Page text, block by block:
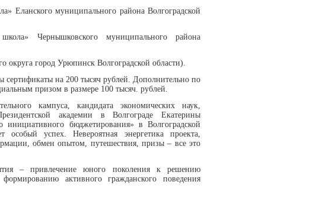
Еланского муниципального района Волгоградской
Чернышковского муниципального района
город Урюпинск Волгоградской области).
на 200 тысяч рублей. Дополнительно по
призом в размере 100 тысяч. рублей.
кампуса, кандидата экономических наук,
академии в Волгограде Екатерины
бюджетирования» в Волгоградской
успех. Невероятная энергетика проекта,
обмен опытом, путешествия, призы – все это
– привлечение юного поколения к решению
активного гражданского поведения